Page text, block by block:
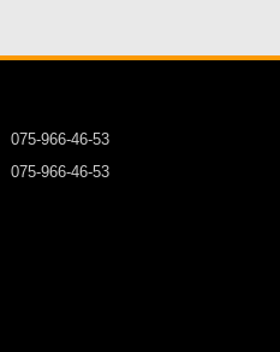
075-966-46-53
075-966-46-53